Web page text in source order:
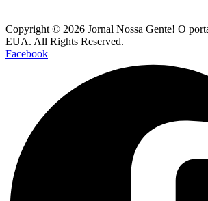
Copyright © 2026 Jornal Nossa Gente! O
EUA. All Rights Reserved.
Facebook